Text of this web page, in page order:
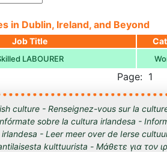
in Dublin, Ireland, and Beyond
Job Title
LABOURER
Page: 1
culture - Renseignez-vous sur la
sobre la cultura irlandesa -
- Leer meer over de Ierse
kulttuurista - Μάθετε για τον